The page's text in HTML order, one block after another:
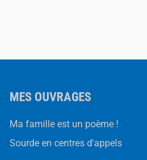
MES OUVRAGES
Ma famille est un poème !
Sourde en centres d'appels